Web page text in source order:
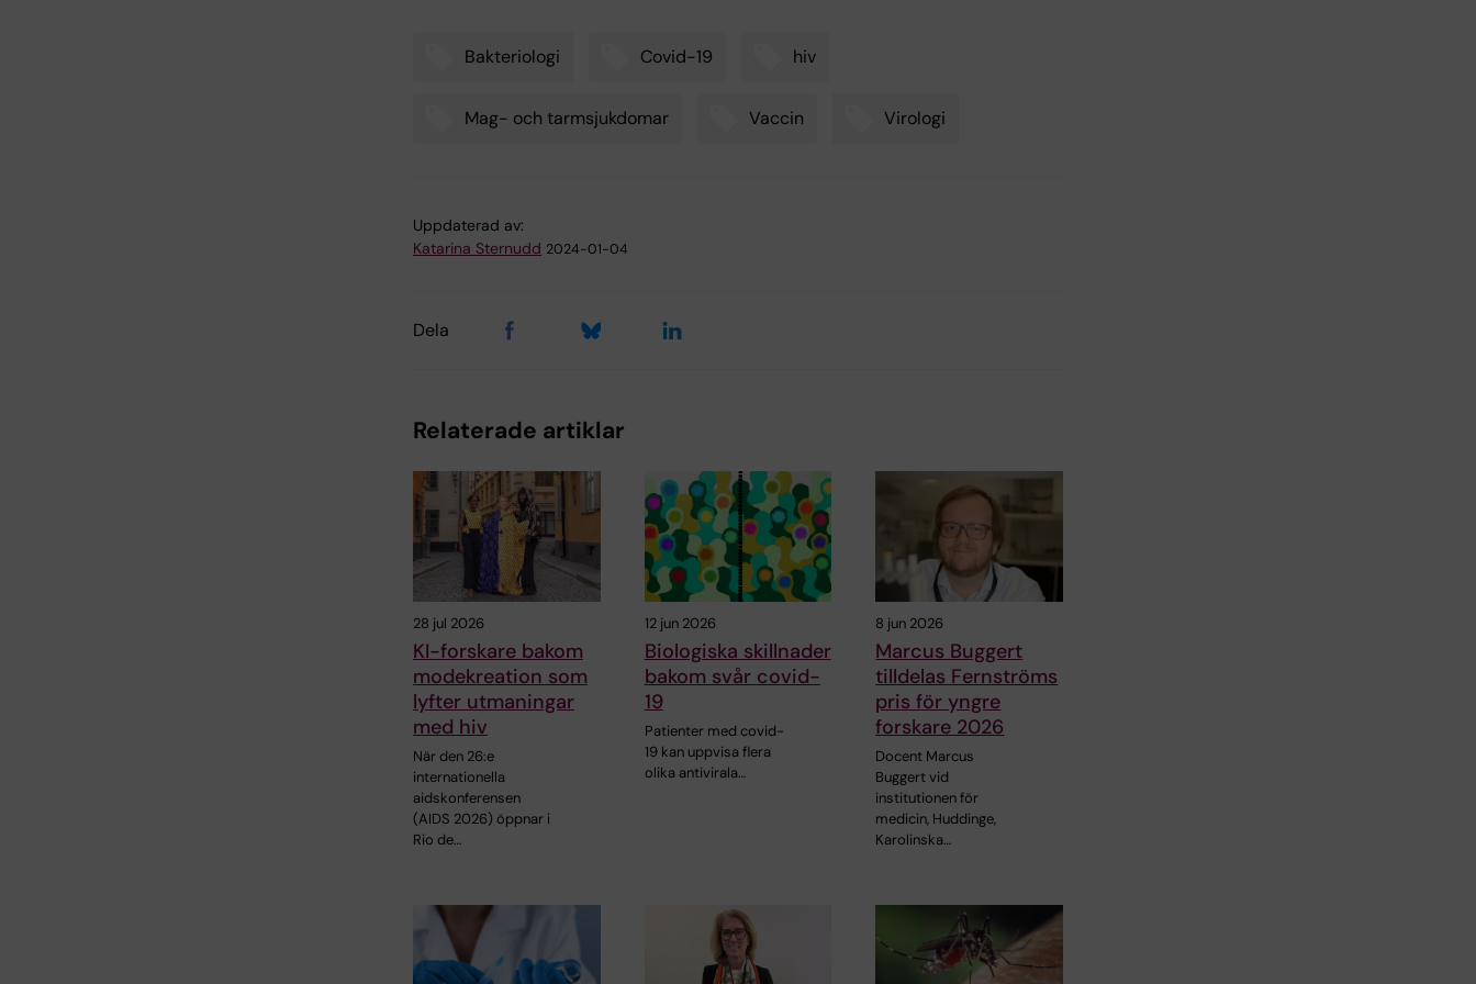
Bakteriologi Covid-19 hiv
Mag- och tarmsjukdomar Vaccin Virologi
Uppdaterad av:
Katarina Sternudd 2024-01-04
Dela
Relaterade artiklar
28 jul 2026
KI-forskare bakom
modekreation som
lyfter utmaningar
med hiv
När den 26:e
internationella
aidskonferensen
(AIDS 2026) öppnar i
Rio de…
12 jun 2026
Biologiska skillnader
bakom svår covid-
19
Patienter med covid-
19 kan uppvisa flera
olika antivirala…
8 jun 2026
Marcus Buggert
tilldelas Fernströms
pris för yngre
forskare 2026
Docent Marcus
Buggert vid
institutionen för
medicin, Huddinge,
Karolinska…